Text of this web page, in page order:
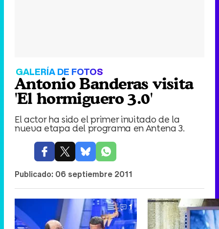
GALERÍA DE FOTOS
Antonio Banderas visita
'El hormiguero 3.0'
El actor ha sido el primer invitado de la
nueva etapa del programa en Antena 3.
Publicado: 06 septiembre 2011
1